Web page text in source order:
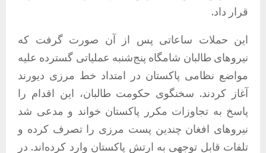
قرار داد.
این حملات ساعاتی پس از آن صورت گرفت که
نیروهای طالبان شامگاه پنج‌شنبه عملیاتی گسترده علیه
مواضع نظامی پاکستان در امتداد خط مرزی دیورند
آغاز کردند. سخنگوی حکومت طالبان، این اقدام را
پاسخ به تجاوزات مکرر پاکستان خواند و مدعی شد
نیروهای افغان چندین پست مرزی را تصرف کرده و
تلفات قابل توجهی به ارتش پاکستان وارد کرده‌اند. در